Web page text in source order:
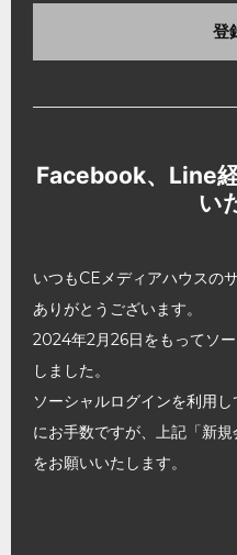
登
Facebook、Line
い
いつもCEメディアハウスの
ありがとうございます。
2024年2月26日をもってソ
しました。
ソーシャルログインを利用
にお手数ですが、上記「新
をお願いいたします。